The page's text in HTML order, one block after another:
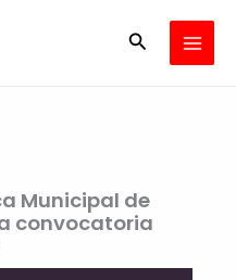
Buscar
Municipal de
convocatoria